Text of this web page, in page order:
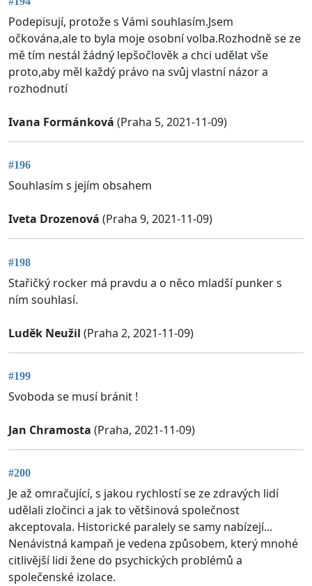
Podepisují, protože s Vámi souhlasím.Jsem
očkována,ale to byla moje osobní volba.Rozhodně se ze
mě tím nestál žádný lepšočlověk a chci udělat vše
proto,aby měl každý právo na svůj vlastní názor a
rozhodnutí
Ivana Formánková (Praha 5, 2021-11-09)
#196
Souhlasím s jejím obsahem
Iveta Drozenová (Praha 9, 2021-11-09)
#198
Stařičký rocker má pravdu a o něco mladší punker s
ním souhlasí.
Luděk Neužil (Praha 2, 2021-11-09)
#199
Svoboda se musí bránit !
Jan Chramosta (Praha, 2021-11-09)
#200
Je až omračující, s jakou rychlostí se ze zdravých lidí
udělali zločinci a jak to většinová společnost
akceptovala. Historické paralely se samy nabízejí...
Nenávistná kampaň je vedena způsobem, který mnohé
citlivější lidi žene do psychických problémů a
společenské izolace.